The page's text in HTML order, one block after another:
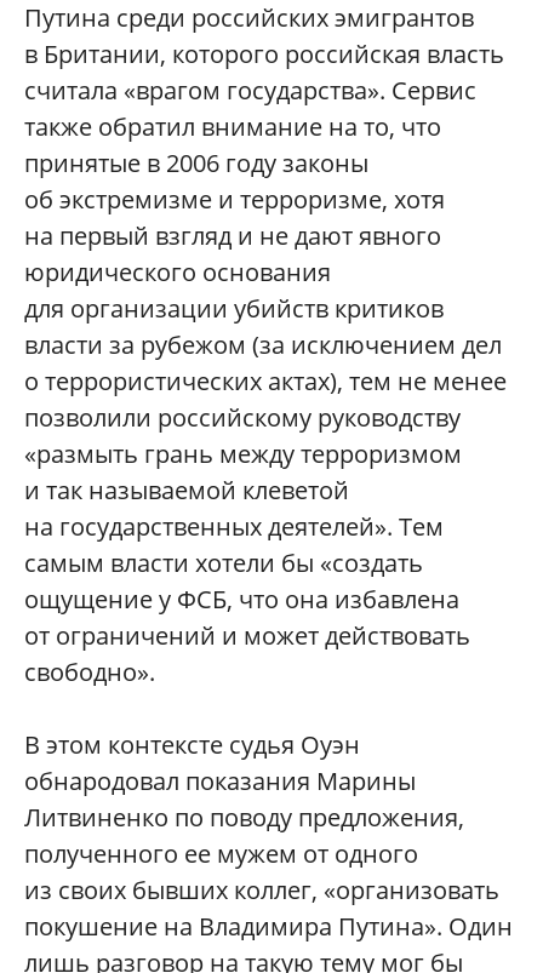
Путина среди российских эмигрантов
в Британии, которого российская власть
считала «врагом государства». Сервис
также обратил внимание на то, что
принятые в 2006 году законы
об экстремизме и терроризме, хотя
на первый взгляд и не дают явного
юридического основания
для организации убийств критиков
власти за рубежом (за исключением дел
о террористических актах), тем не менее
позволили российскому руководству
«размыть грань между терроризмом
и так называемой клеветой
на государственных деятелей». Тем
самым власти хотели бы «создать
ощущение у ФСБ, что она избавлена
от ограничений и может действовать
свободно».
В этом контексте судья Оуэн
обнародовал показания Марины
Литвиненко по поводу предложения,
полученного ее мужем от одного
из своих бывших коллег, «организовать
покушение на Владимира Путина». Один
лишь разговор на такую тему мог бы